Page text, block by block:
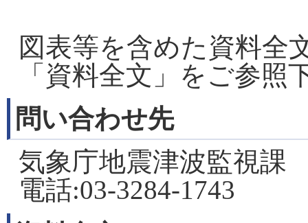
図表等を含めた資料全
「資料全文」をご参照
問い合わせ先
気象庁地震津波監視課
電話:03-3284-1743